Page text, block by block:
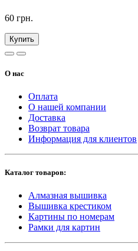
60 грн.
Купить
О нас
Оплата
О нашей компании
Доставка
Возврат товара
Информация для клиентов
Каталог товаров:
Алмазная вышивка
Вышивка крестиком
Картины по номерам
Рамки для картин